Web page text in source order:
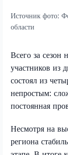
Источник фото:
области
Всего за сезон
участников из
состоял из
непростым:
постоянная
Несмотря на
региона